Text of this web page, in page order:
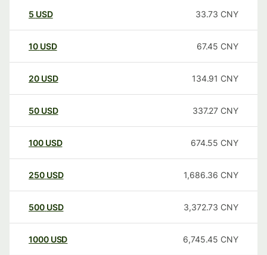
5 USD 33.73 CNY
10 USD 67.45 CNY
20 USD 134.91 CNY
50 USD 337.27 CNY
100 USD 674.55 CNY
250 USD 1,686.36 CNY
500 USD 3,372.73 CNY
1000 USD 6,745.45 CNY